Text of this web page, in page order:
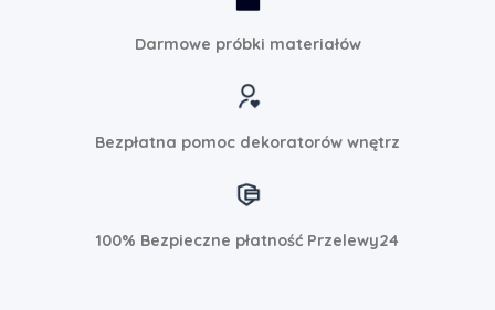
Darmowe próbki materiałów
Bezpłatna pomoc dekoratorów wnętrz
100% Bezpieczne płatność Przelewy24